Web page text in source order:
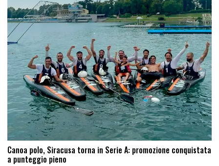
Canoa polo, Siracusa torna in Serie A: promozione conquistata
a punteggio pieno